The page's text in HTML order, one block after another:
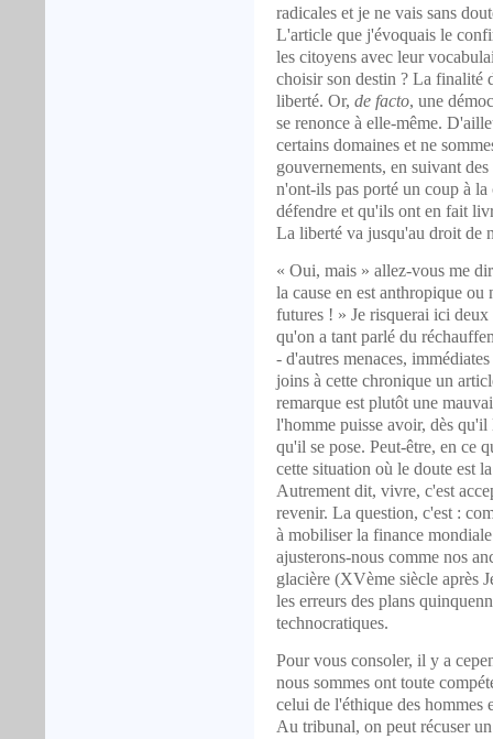
radicales et je ne vais sans
L'article que j'évoquais le
les citoyens avec leur
choisir son destin ? La finalité
liberté. Or, de facto, une
se renonce à elle-même.
certains domaines et ne
gouvernements, en suivant
n'ont-ils pas porté un coup à
défendre et qu'ils ont en fait
La liberté va jusqu'au droit de
« Oui, mais » allez-vous me
la cause en est anthropique
futures ! » Je risquerai ici deux
qu'on a tant parlé du
- d'autres menaces,
joins à cette chronique un
remarque est plutôt une
l'homme puisse avoir, dès qu'il
qu'il se pose. Peut-être, en ce
cette situation où le doute est
Autrement dit, vivre, c'est
revenir. La question, c'est :
à mobiliser la finance
ajusterons-nous comme nos
glacière (XVème siècle après
les erreurs des plans
technocratiques.
Pour vous consoler, il y a
nous sommes ont toute
celui de l'éthique des hommes
Au tribunal, on peut récuser